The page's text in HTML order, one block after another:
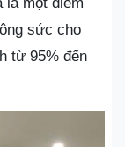
sức cho
từ 95% đến